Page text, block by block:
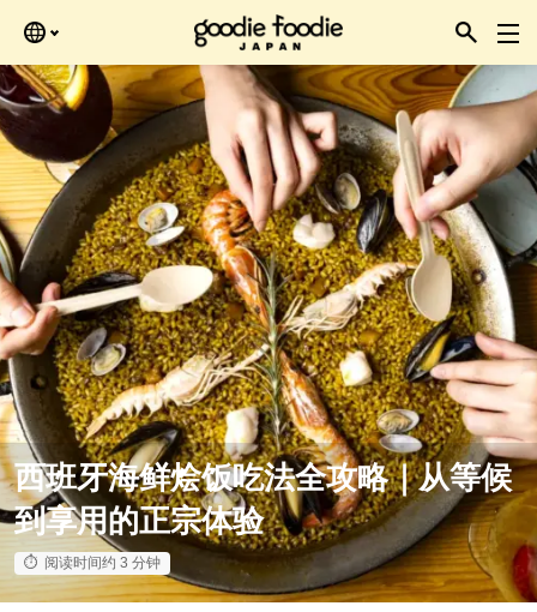
content
西班牙海鲜烩饭吃法全攻略｜从等候
到享用的正宗体验
阅读时间约 3 分钟